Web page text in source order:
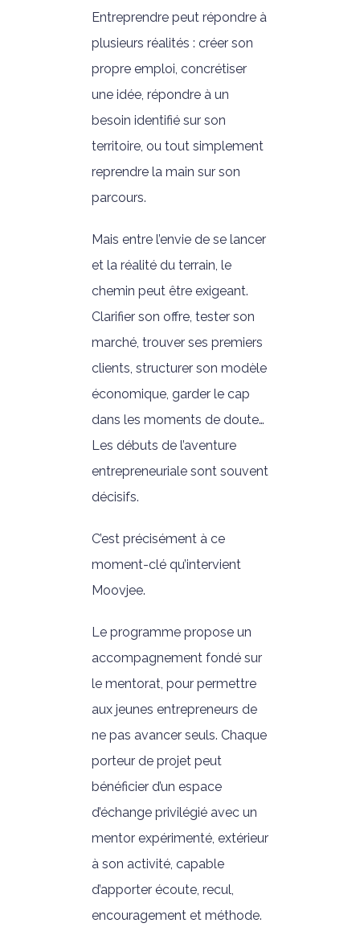
Entreprendre peut répondre à
plusieurs réalités : créer son
propre emploi, concrétiser
une idée, répondre à un
besoin identifié sur son
territoire, ou tout simplement
reprendre la main sur son
parcours.
Mais entre l’envie de se lancer
et la réalité du terrain, le
chemin peut être exigeant.
Clarifier son offre, tester son
marché, trouver ses premiers
clients, structurer son modèle
économique, garder le cap
dans les moments de doute…
Les débuts de l’aventure
entrepreneuriale sont souvent
décisifs.
C’est précisément à ce
moment-clé qu’intervient
Moovjee.
Le programme propose un
accompagnement fondé sur
le mentorat, pour permettre
aux jeunes entrepreneurs de
ne pas avancer seuls. Chaque
porteur de projet peut
bénéficier d’un espace
d’échange privilégié avec un
mentor expérimenté, extérieur
à son activité, capable
d’apporter écoute, recul,
encouragement et méthode.